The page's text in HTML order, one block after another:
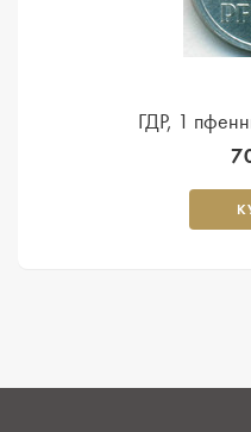
ГДР, 1